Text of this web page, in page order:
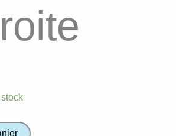
stock